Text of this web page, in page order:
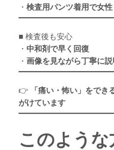
・検査用パンツ着用で女
■ 検査後も安心
・ 中和剤で早く回復
・画像を見ながら丁寧に説
👉
「痛い・怖い」をで
がけています
このような